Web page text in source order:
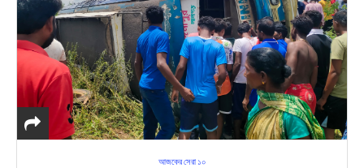
আজকের সেরা ১০